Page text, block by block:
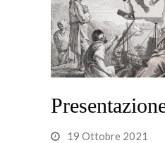
19 Ottobre 2021